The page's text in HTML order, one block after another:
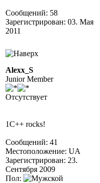
Сообщений: 58
Зарегистрирован: 03. Мая
2011
Alexx_S
Junior Member
Отсутствует
1C++ rocks!
Сообщений: 41
Местоположение: UA
Зарегистрирован: 23.
Сентября 2009
Пол: